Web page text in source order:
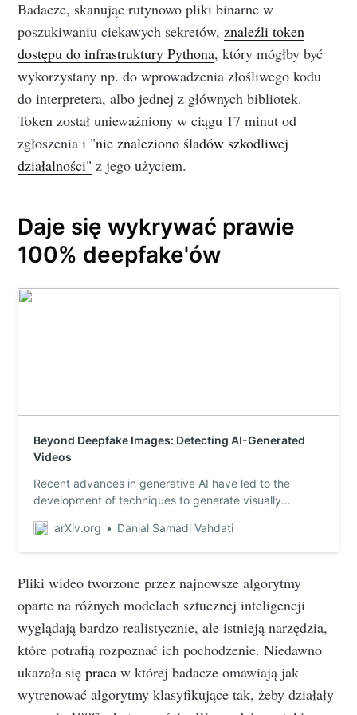
Badacze, skanując rutynowo pliki binarne w
poszukiwaniu ciekawych sekretów,znaleźli token
dostępu do infrastruktury Pythona, który mógłby być
wykorzystany np. do wprowadzenia złośliwego kodu
do interpretera, albo jednej z głównych bibliotek.
Token został unieważniony w ciągu 17 minut od
zgłoszenia i "nie znaleziono śladów szkodliwej
działalności" z jego użyciem.
Daje się wykrywać prawie
100% deepfake'ów
Beyond Deepfake Images: Detecting AI-Generated
Videos
Recent advances in generative AI have led to the
development of techniques to generate visually
have been developed to detect AI-generated synthetic
arXiv.org Danial Samadi Vahdati
Pliki wideo tworzone przez najnowsze algorytmy
oparte na różnych modelach sztucznej inteligencji
wyglądają bardzo realistycznie, ale istnieją narzędzia,
które potrafią rozpoznać ich pochodzenie. Niedawno
ukazała siępraca w której badacze omawiają jak
wytrenować algorytmy klasyfikujące tak, żeby działały